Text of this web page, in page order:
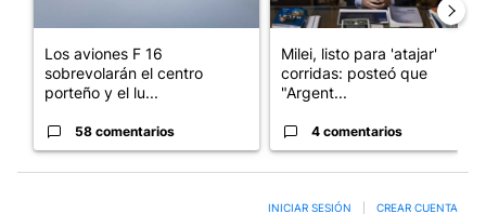
Los aviones F 16
sobrevolarán el centro
porteño y el lu...
58 comentarios
Milei, listo para 'atajar'
corridas: posteó que
"Argent...
4 comentarios
INICIAR SESIÓN CREAR CUENTA